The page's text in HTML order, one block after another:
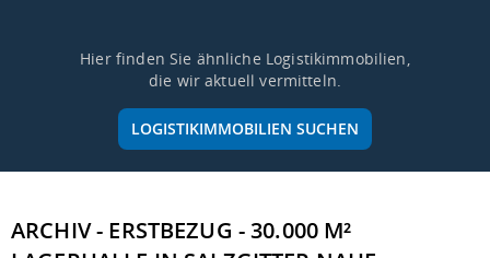
Hier finden Sie ähnliche Logistikimmobilien,
die wir aktuell vermitteln.
LOGISTIKIMMOBILIEN SUCHEN
ARCHIV - ERSTBEZUG - 30.000 M²